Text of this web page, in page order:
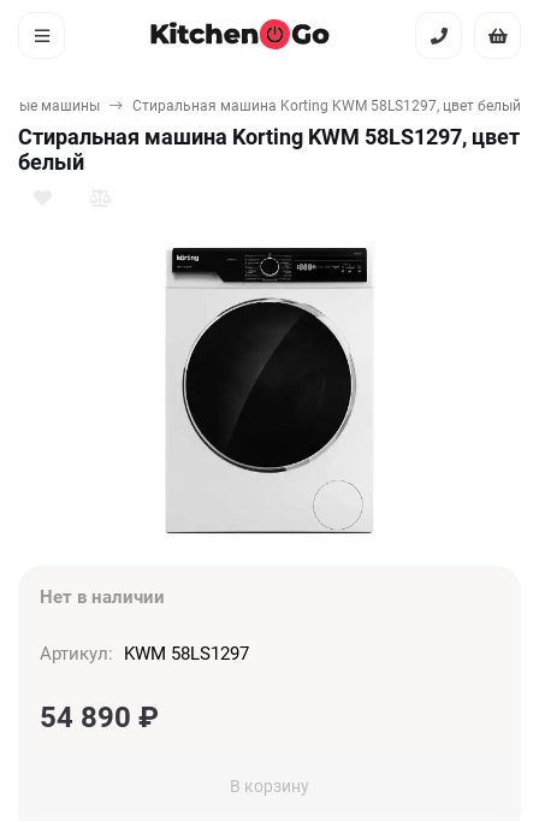
машины Стиральная машина Korting KWM 58LS1297, цвет белый
Стиральная машина Korting KWM 58LS1297, цвет
белый
Нет в наличии
Артикул: KWM 58LS1297
54 890 ₽
В корзину